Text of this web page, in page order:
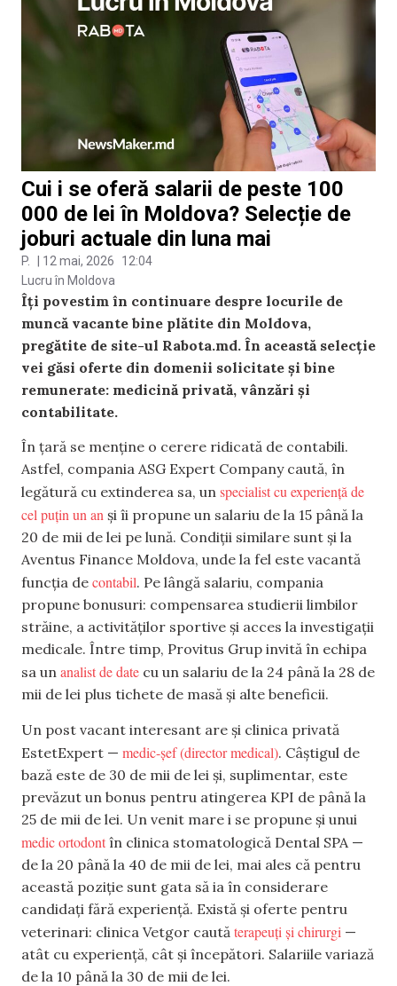
Cui i se oferă salarii de peste 100
000 de lei în Moldova? Selecție de
joburi actuale din luna mai
P. 12 mai, 2026
12:04
Lucru în Moldova
Îți povestim în continuare despre locurile de
muncă vacante bine plătite din Moldova,
pregătite de site-ul Rabota.md. În această selecție
vei găsi oferte din domenii solicitate și bine
remunerate: medicină privată, vânzări și
contabilitate.
În țară se menține o cerere ridicată de contabili.
Astfel, compania ASG Expert Company caută, în
legătură cu extinderea sa, un specialist cu experiență de
cel puțin un an și îi propune un salariu de la 15 până la
20 de mii de lei pe lună. Condiții similare sunt și la
Aventus Finance Moldova, unde la fel este vacantă
funcția de contabil. Pe lângă salariu, compania
propune bonusuri: compensarea studierii limbilor
străine, a activităților sportive și acces la investigații
medicale. Între timp, Provitus Grup invită în echipa
sa un analist de date cu un salariu de la 24 până la 28 de
mii de lei plus tichete de masă și alte beneficii.
Un post vacant interesant are și clinica privată
EstetExpert — medic-șef (director medical). Câștigul de
bază este de 30 de mii de lei și, suplimentar, este
prevăzut un bonus pentru atingerea KPI de până la
25 de mii de lei. Un venit mare i se propune și unui
medic ortodont în clinica stomatologică Dental SPA —
de la 20 până la 40 de mii de lei, mai ales că pentru
această poziție sunt gata să ia în considerare
candidați fără experiență. Există și oferte pentru
veterinari: clinica Vetgor caută terapeuți și chirurgi —
atât cu experiență, cât și începători. Salariile variază
de la 10 până la 30 de mii de lei.